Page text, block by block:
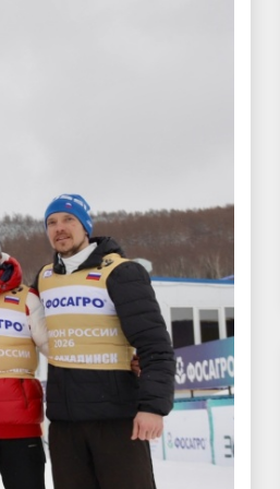
Ардашев Сергей Николаевич
Мастер спорта международного класса
Приволжский, Республика Татарстан, г.
Набережные Челны